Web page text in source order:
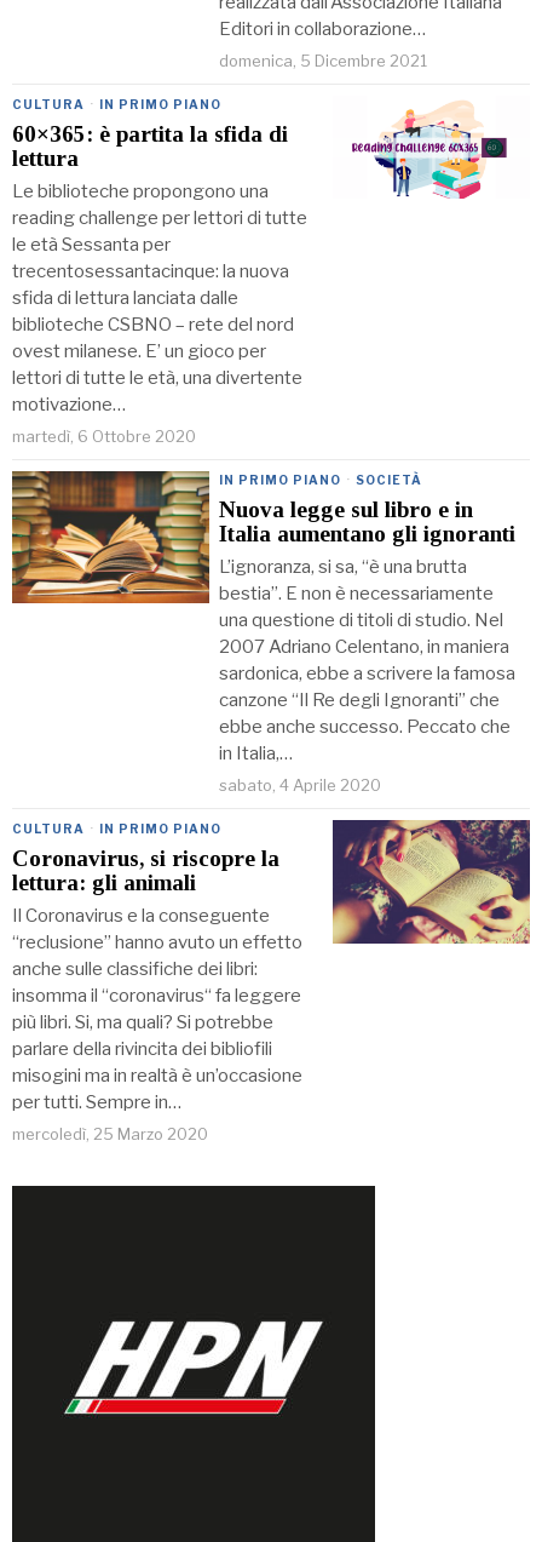
Editori in collaborazione…
domenica, 5 Dicembre 2021
CULTURA · IN PRIMO PIANO
60×365: è partita la sfida di
lettura
Le biblioteche propongono una
reading challenge per lettori di tutte
le età Sessanta per
trecentosessantacinque: la nuova
sfida di lettura lanciata dalle
biblioteche CSBNO – rete del nord
ovest milanese. E’ un gioco per
lettori di tutte le età, una divertente
motivazione…
martedì, 6 Ottobre 2020
IN PRIMO PIANO · SOCIETÀ
Nuova legge sul libro e in
Italia aumentano gli ignoranti
L’ignoranza, si sa, “è una brutta
bestia”. E non è necessariamente
una questione di titoli di studio. Nel
2007 Adriano Celentano, in maniera
sardonica, ebbe a scrivere la famosa
canzone “Il Re degli Ignoranti” che
ebbe anche successo. Peccato che
in Italia,…
sabato, 4 Aprile 2020
CULTURA · IN PRIMO PIANO
Coronavirus, si riscopre la
lettura: gli animali
Il Coronavirus e la conseguente
“reclusione” hanno avuto un effetto
anche sulle classifiche dei libri:
insomma il “coronavirus“ fa leggere
più libri. Si, ma quali? Si potrebbe
parlare della rivincita dei bibliofili
misogini ma in realtà è un’occasione
per tutti. Sempre in…
mercoledì, 25 Marzo 2020